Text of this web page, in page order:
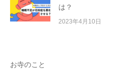
は？
2023年4月10日
お寺のこと